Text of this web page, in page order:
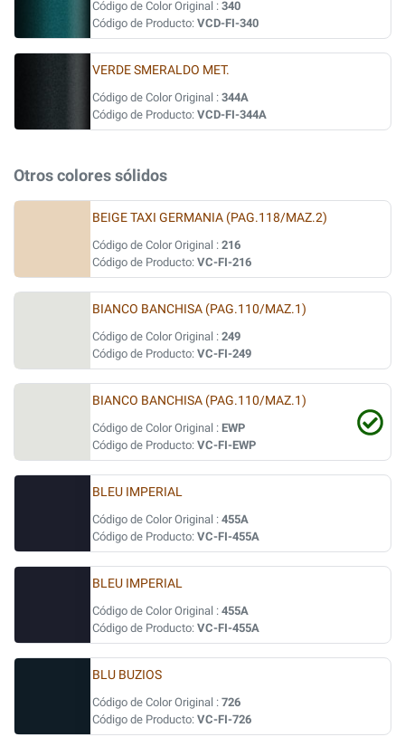
Código de Color Original : 340
Código de Producto: VCD-FI-340
VERDE SMERALDO MET.
Código de Color Original : 344A
Código de Producto: VCD-FI-344A
Otros colores sólidos
BEIGE TAXI GERMANIA (PAG.118/MAZ.2)
Código de Color Original : 216
Código de Producto: VC-FI-216
BIANCO BANCHISA (PAG.110/MAZ.1)
Código de Color Original : 249
Código de Producto: VC-FI-249
BIANCO BANCHISA (PAG.110/MAZ.1)
Código de Color Original : EWP
Código de Producto: VC-FI-EWP
BLEU IMPERIAL
Código de Color Original : 455A
Código de Producto: VC-FI-455A
BLEU IMPERIAL
Código de Color Original : 455A
Código de Producto: VC-FI-455A
BLU BUZIOS
Código de Color Original : 726
Código de Producto: VC-FI-726